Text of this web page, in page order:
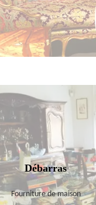
Débarras
Fourniture de maison